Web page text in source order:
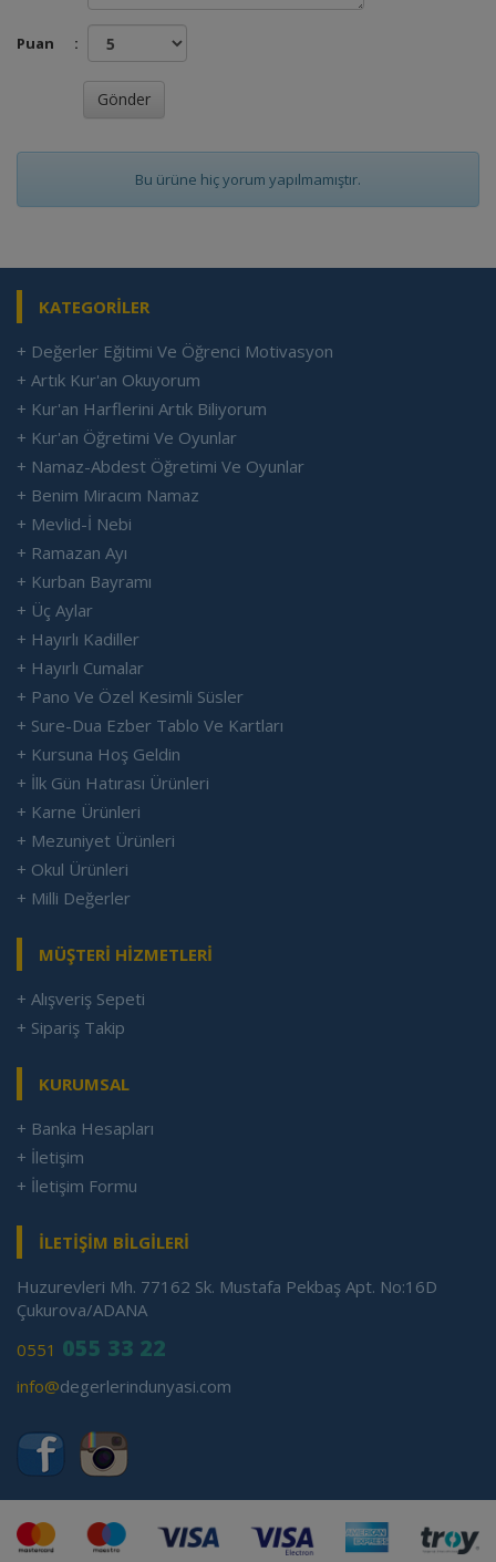
Puan :
Bu ürüne hiç yorum yapılmamıştır.
KATEGORİLER
+ Değerler Eğitimi Ve Öğrenci Motivasyon
+ Artık Kur'an Okuyorum
+ Kur'an Harflerini Artık Biliyorum
+ Kur'an Öğretimi Ve Oyunlar
+ Namaz-Abdest Öğretimi Ve Oyunlar
+ Benim Miracım Namaz
+ Mevlid-İ Nebi
+ Ramazan Ayı
+ Kurban Bayramı
+ Üç Aylar
+ Hayırlı Kadiller
+ Hayırlı Cumalar
+ Pano Ve Özel Kesimli Süsler
+ Sure-Dua Ezber Tablo Ve Kartları
+ Kursuna Hoş Geldin
+ İlk Gün Hatırası Ürünleri
+ Karne Ürünleri
+ Mezuniyet Ürünleri
+ Okul Ürünleri
+ Milli Değerler
MÜŞTERİ HİZMETLERİ
+ Alışveriş Sepeti
+ Sipariş Takip
KURUMSAL
+ Banka Hesapları
+ İletişim
+ İletişim Formu
İLETİŞİM BİLGİLERİ
Huzurevleri Mh. 77162 Sk. Mustafa Pekbaş Apt. No:16D
Çukurova/ADANA
0551 055 33 22
info@degerlerindunyasi.com